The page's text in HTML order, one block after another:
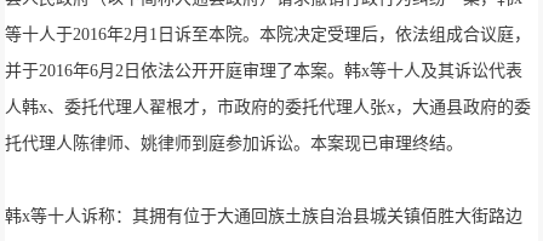
等十人于2016年2月1日诉至本院。本院决定受理后，依法组成合议庭，
并于2016年6月2日依法公开开庭审理了本案。韩x等十人及其诉讼代表
人韩x、委托代理人翟根才，市政府的委托代理人张x，大通县政府的委
托代理人陈律师、姚律师到庭参加诉讼。本案现已审理终结。
韩x等十人诉称：其拥有位于大通回族土族自治县城关镇佰胜大街路边